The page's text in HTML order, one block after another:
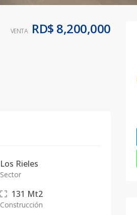
VENTA RD$ 8,200,000
Los Rieles
Sector
131 Mt2
Construcción